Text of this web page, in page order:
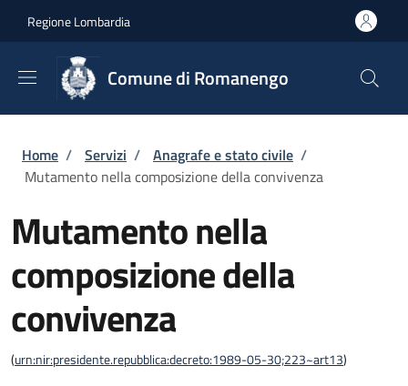
Regione Lombardia
Comune di Romanengo
Briciole di pane
Home / Servizi / Anagrafe e stato civile /
Mutamento nella composizione della convivenza
Mutamento nella
composizione della
convivenza
(urn:nir:presidente.repubblica:decreto:1989-05-30;223~art13)